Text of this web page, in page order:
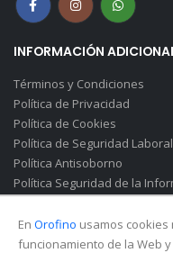
INFORMACIÓN
Términos y Condiciones
Política de Privacidad
Política de Cookies
Política de Seguridad Laboral
Política Antisoborno
Política Seguridad de la
En Orofino usamos
funcionamiento de la Web